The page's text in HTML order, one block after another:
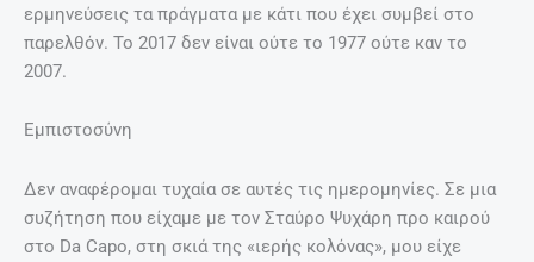
ερμηνεύσεις τα πράγματα με κάτι που έχει συμβεί στο
παρελθόν. Το 2017 δεν είναι ούτε το 1977 ούτε καν το
2007.
Εμπιστοσύνη
Δεν αναφέρομαι τυχαία σε αυτές τις ημερομηνίες. Σε μια
συζήτηση που είχαμε με τον Σταύρο Ψυχάρη προ καιρού
στο Da Capo, στη σκιά της «ιερής κολόνας», μου είχε